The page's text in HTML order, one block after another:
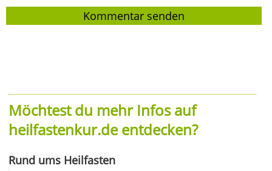
Möchtest du mehr Infos auf
heilfastenkur.de entdecken?
Rund ums Heilfasten